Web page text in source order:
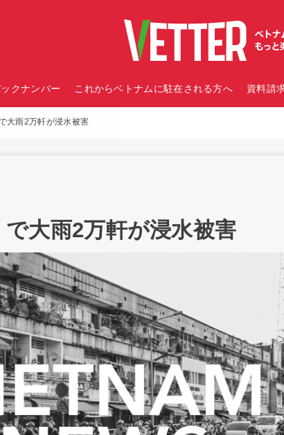
クナンバー これからベトナムに駐在される方へ 資料請
大雨2万軒が浸水被害
大雨2万軒が浸水被害